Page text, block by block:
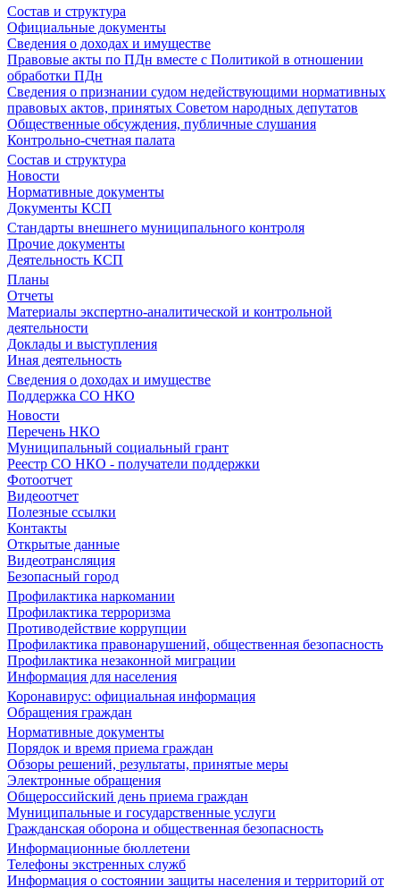
Состав и структура
Официальные документы
Сведения о доходах и имуществе
Правовые акты по ПДн вместе с Политикой в отношении
обработки ПДн
Сведения о признании судом недействующими нормативных
правовых актов, принятых Советом народных депутатов
Общественные обсуждения, публичные слушания
Контрольно-счетная палата
Состав и структура
Новости
Нормативные документы
Документы КСП
Стандарты внешнего муниципального контроля
Прочие документы
Деятельность КСП
Планы
Отчеты
Материалы экспертно-аналитической и контрольной
деятельности
Доклады и выступления
Иная деятельность
Сведения о доходах и имуществе
Поддержка СО НКО
Новости
Перечень НКО
Муниципальный социальный грант
Реестр СО НКО - получатели поддержки
Фотоотчет
Видеоотчет
Полезные ссылки
Контакты
Открытые данные
Видеотрансляция
Безопасный город
Профилактика наркомании
Профилактика терроризма
Противодействие коррупции
Профилактика правонарушений, общественная безопасность
Профилактика незаконной миграции
Информация для населения
Коронавирус: официальная информация
Обращения граждан
Нормативные документы
Порядок и время приема граждан
Обзоры решений, результаты, принятые меры
Электронные обращения
Общероссийский день приема граждан
Муниципальные и государственные услуги
Гражданская оборона и общественная безопасность
Информационные бюллетени
Телефоны экстренных служб
Информация о состоянии защиты населения и территорий от